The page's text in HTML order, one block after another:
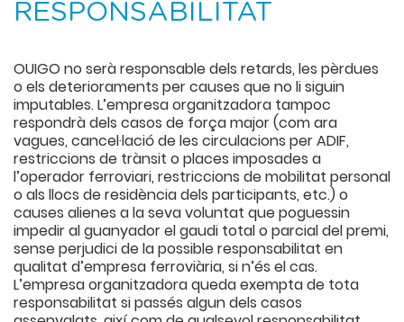
RESPONSABILITAT
OUIGO no serà responsable dels retards, les pèrdues
o els deterioraments per causes que no li siguin
imputables. L’empresa organitzadora tampoc
respondrà dels casos de força major (com ara
vagues, cancel·lació de les circulacions per ADIF,
restriccions de trànsit o places imposades a
l’operador ferroviari, restriccions de mobilitat personal
o als llocs de residència dels participants, etc.) o
causes alienes a la seva voluntat que poguessin
impedir al guanyador el gaudi total o parcial del premi,
sense perjudici de la possible responsabilitat en
qualitat d’empresa ferroviària, si n’és el cas.
L’empresa organitzadora queda exempta de tota
responsabilitat si passés algun dels casos